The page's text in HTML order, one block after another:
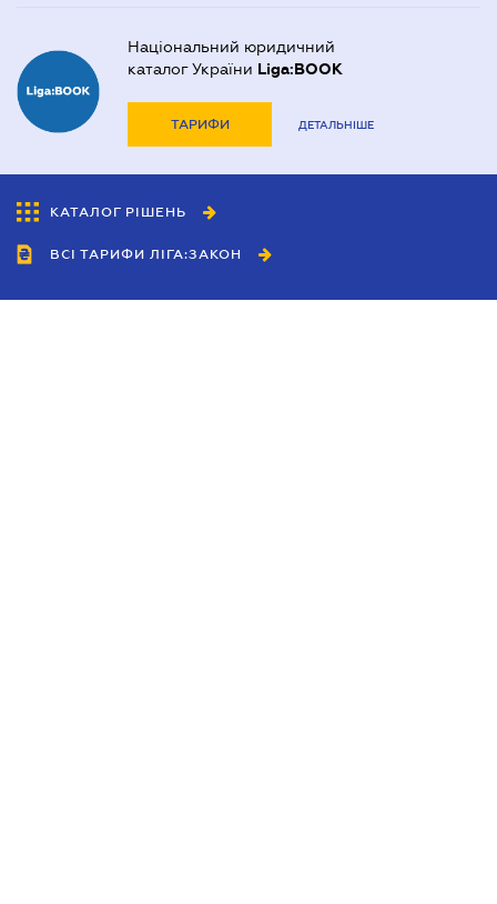
Національний юридичний
каталог України Liga:BOOK
ТАРИФИ ДЕТАЛЬНІШЕ
КАТАЛОГ РІШЕНЬ
ВСІ ТАРИФИ ЛІГА:ЗАКОН